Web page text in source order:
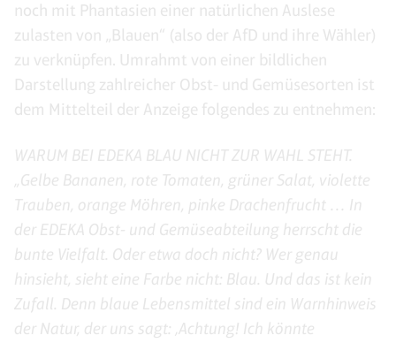
noch mit Phantasien einer natürlichen Auslese
zulasten von „Blauen“ (also der AfD und ihre Wähler)
zu verknüpfen. Umrahmt von einer bildlichen
Darstellung zahlreicher Obst- und Gemüsesorten ist
dem Mittelteil der Anzeige folgendes zu entnehmen:
WARUM BEI EDEKA BLAU NICHT ZUR WAHL STEHT.
„Gelbe Bananen, rote Tomaten, grüner Salat, violette
Trauben, orange Möhren, pinke Drachenfrucht … In
der EDEKA Obst- und Gemüseabteilung herrscht die
bunte Vielfalt. Oder etwa doch nicht? Wer genau
hinsieht, sieht eine Farbe nicht: Blau. Und das ist kein
Zufall. Denn blaue Lebensmittel sind ein Warnhinweis
der Natur, der uns sagt: ‚Achtung! Ich könnte